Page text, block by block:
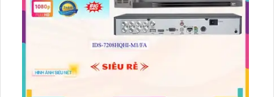
camera IP cho phép truyền tải nhanh hơn với các
định dạng nén phổ biến như
H.265+/H.265/H.264+/H.264.